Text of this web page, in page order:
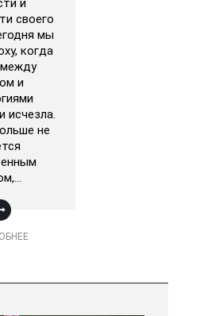
и
своего
мы
когда
между
и
исчезла.
не